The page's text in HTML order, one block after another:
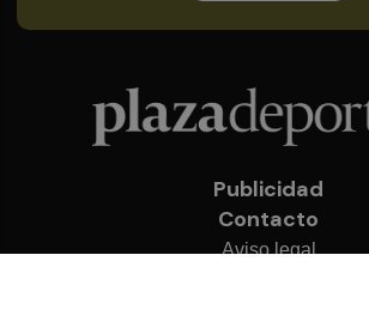
Publicidad
Contacto
Aviso legal